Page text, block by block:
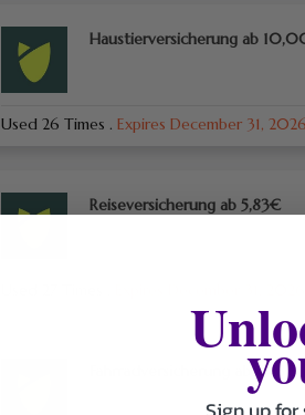
Haustierversicherung ab
Used 26 Times . Expires December 31, 2026
Reiseversicherung ab 5,83€
Fahrradversicherung ab 4,48€